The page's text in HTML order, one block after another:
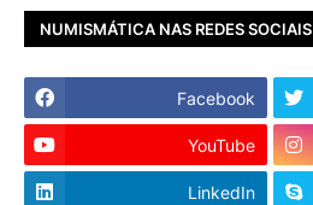
NUMISMÁTICA NAS REDES SOCIAIS
Facebook
YouTube
LinkedIn